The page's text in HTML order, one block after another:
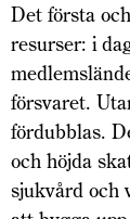
Det första
resurser: i
försvaret.
fördubblas.
och höjda
sjukvård och